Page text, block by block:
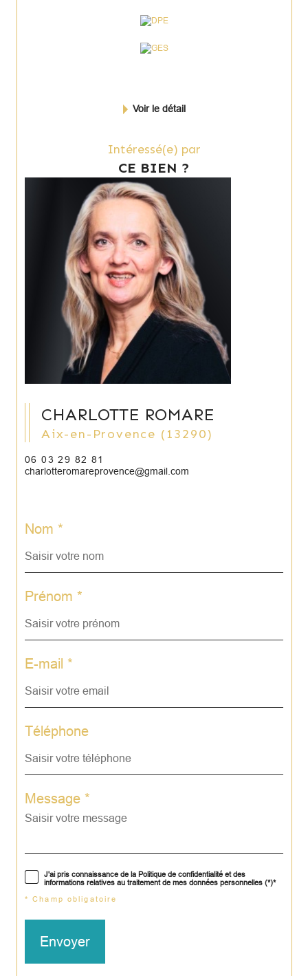
Voir le détail
Intéressé(e) par
CE BIEN ?
CHARLOTTE ROMARE
Aix-en-Provence (13290)
06 03 29 82 81
charlotteromareprovence@gmail.com
Nom *
Prénom *
E-mail *
Téléphone
Message *
J'ai pris connaissance de la Politique de confidentialité et des
informations relatives au traitement de mes données personnelles (*)*
* Champ obligatoire
Envoyer